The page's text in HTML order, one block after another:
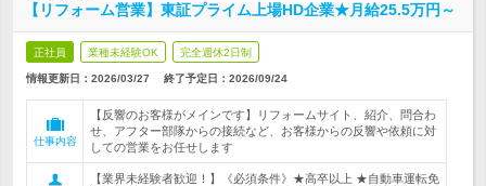
【リフォーム営業】東証プライム上場HD企業★月給25.5万円～
正社員 業種未経験OK 完全週休2日制
情報更新日：2026/03/27 終了予定日： 2026/09/24
仕事内容
【反響のお客様がメインです】リフォームサイト、紹介、問合わ
せ、アフター部隊からの接続など、お客様からの反響や依頼に対
しての営業をお任せします
【業界未経験者歓迎！】《必須条件》★高卒以上 ★自動車運転免